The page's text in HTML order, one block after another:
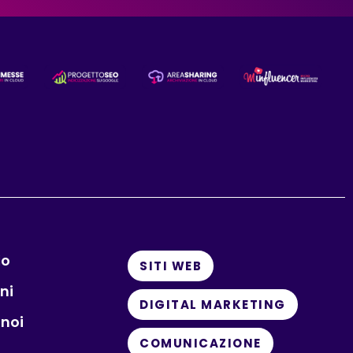
SITI WEB
DIGITAL MARKETING
COMUNICAZIONE